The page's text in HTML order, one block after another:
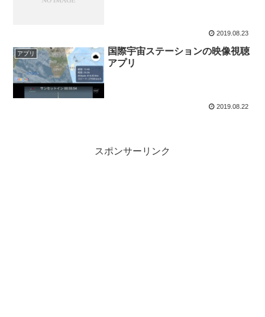
2019.08.23
アプリ
国際宇宙ステーションの映像視聴
アプリ
2019.08.22
スポンサーリンク